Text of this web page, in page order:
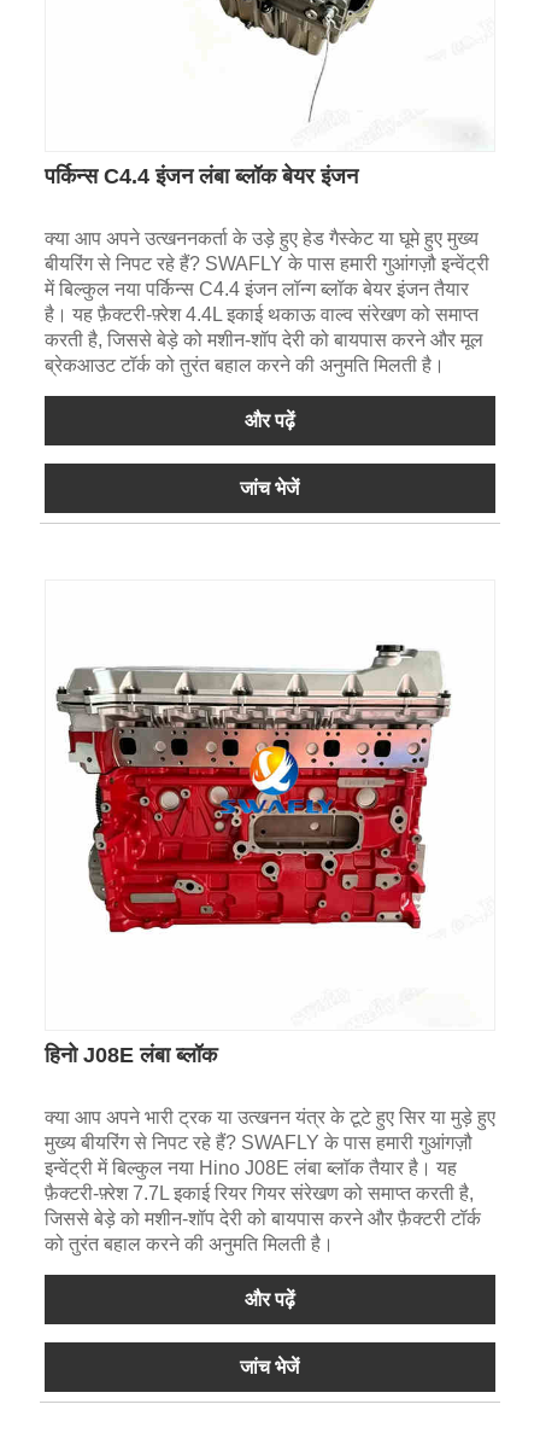
पर्किन्स C4.4 इंजन लंबा ब्लॉक बेयर इंजन
क्या आप अपने उत्खननकर्ता के उड़े हुए हेड गैस्केट या घूमे हुए मुख्य
बीयरिंग से निपट रहे हैं? SWAFLY के पास हमारी गुआंगज़ौ इन्वेंट्री
में बिल्कुल नया पर्किन्स C4.4 इंजन लॉन्ग ब्लॉक बेयर इंजन तैयार
है। यह फ़ैक्टरी-फ़्रेश 4.4L इकाई थकाऊ वाल्व संरेखण को समाप्त
करती है, जिससे बेड़े को मशीन-शॉप देरी को बायपास करने और मूल
ब्रेकआउट टॉर्क को तुरंत बहाल करने की अनुमति मिलती है।
और पढ़ें
जांच भेजें
हिनो J08E लंबा ब्लॉक
क्या आप अपने भारी ट्रक या उत्खनन यंत्र के टूटे हुए सिर या मुड़े हुए
मुख्य बीयरिंग से निपट रहे हैं? SWAFLY के पास हमारी गुआंगज़ौ
इन्वेंट्री में बिल्कुल नया Hino J08E लंबा ब्लॉक तैयार है। यह
फ़ैक्टरी-फ़्रेश 7.7L इकाई रियर गियर संरेखण को समाप्त करती है,
जिससे बेड़े को मशीन-शॉप देरी को बायपास करने और फ़ैक्टरी टॉर्क
को तुरंत बहाल करने की अनुमति मिलती है।
और पढ़ें
जांच भेजें